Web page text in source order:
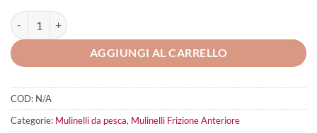
NOMURA AIKO Pro quantità
AGGIUNGI AL CARRELLO
COD: N/A
Categorie: Mulinelli da pesca, Mulinelli Frizione Anteriore